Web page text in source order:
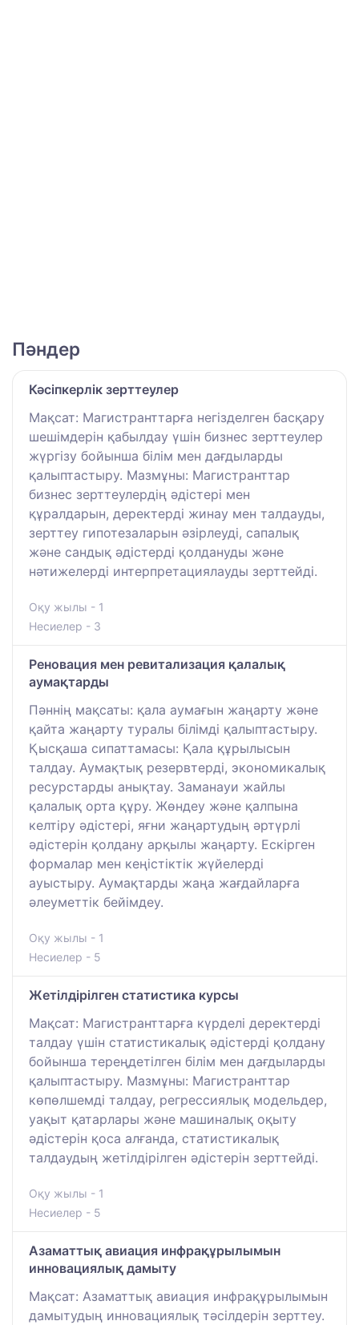
Пәндер
Кәсіпкерлік зерттеулер
Мақсат: Магистранттарға негізделген басқару
шешімдерін қабылдау үшін бизнес зерттеулер
жүргізу бойынша білім мен дағдыларды
қалыптастыру. Мазмұны: Магистранттар
бизнес зерттеулердің әдістері мен
құралдарын, деректерді жинау мен талдауды,
зерттеу гипотезаларын әзірлеуді, сапалық
және сандық әдістерді қолдануды және
нәтижелерді интерпретациялауды зерттейді.
Оқу жылы - 1
Несиелер - 3
Реновация мен ревитализация қалалық
аумақтарды
Пәннің мақсаты: қала аумағын жаңарту және
қайта жаңарту туралы білімді қалыптастыру.
Қысқаша сипаттамасы: Қала құрылысын
талдау. Аумақтық резервтерді, экономикалық
ресурстарды анықтау. Заманауи жайлы
қалалық орта құру. Жөндеу және қалпына
келтіру әдістері, яғни жаңартудың әртүрлі
әдістерін қолдану арқылы жаңарту. Ескірген
формалар мен кеңістіктік жүйелерді
ауыстыру. Аумақтарды жаңа жағдайларға
әлеуметтік бейімдеу.
Оқу жылы - 1
Несиелер - 5
Жетілдірілген статистика курсы
Мақсат: Магистранттарға күрделі деректерді
талдау үшін статистикалық әдістерді қолдану
бойынша тереңдетілген білім мен дағдыларды
қалыптастыру. Мазмұны: Магистранттар
көпөлшемді талдау, регрессиялық модельдер,
уақыт қатарлары және машиналық оқыту
әдістерін қоса алғанда, статистикалық
талдаудың жетілдірілген әдістерін зерттейді.
Оқу жылы - 1
Несиелер - 5
Азаматтық авиация инфрақұрылымын
инновациялық дамыту
Мақсат: Азаматтық авиация инфрақұрылымын
дамытудың инновациялық тәсілдерін зерттеу.